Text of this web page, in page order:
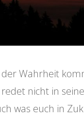
Wahrheit
nicht in
was euch in